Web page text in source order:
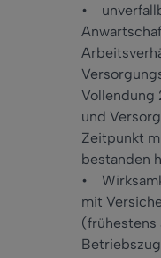
•
Vollendung
und
Zeitpunkt
bestanden
•
mit
(frühestens